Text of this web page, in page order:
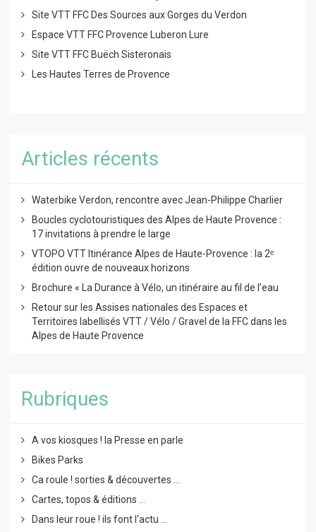
Site VTT FFC Des Sources aux Gorges du Verdon
Espace VTT FFC Provence Luberon Lure
Site VTT FFC Buëch Sisteronais
Les Hautes Terres de Provence
Articles récents
Waterbike Verdon, rencontre avec Jean-Philippe Charlier
Boucles cyclotouristiques des Alpes de Haute Provence :
17 invitations à prendre le large
VTOPO VTT Itinérance Alpes de Haute-Provence : la 2ᵉ
édition ouvre de nouveaux horizons
Brochure « La Durance à Vélo, un itinéraire au fil de l’eau
Retour sur les Assises nationales des Espaces et
Territoires labellisés VTT / Vélo / Gravel de la FFC dans les
Alpes de Haute Provence
Rubriques
A vos kiosques ! la Presse en parle
Bikes Parks
Ca roule ! sorties & découvertes ...
Cartes, topos & éditions ...
Dans leur roue ! ils font l'actu ...